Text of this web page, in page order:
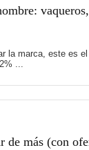
marca, este es
...
más (con